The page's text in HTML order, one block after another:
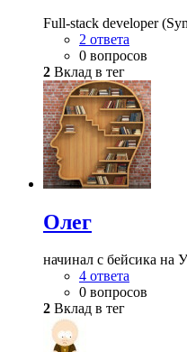
Full-stack developer
2 ответа
0 вопросов
2 Вклад в тег
Олег
начинал с бейсика
4 ответа
0 вопросов
2 Вклад в тег